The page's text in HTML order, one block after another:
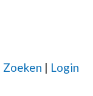
Zoeken | Login